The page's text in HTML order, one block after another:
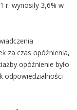
r. wynosiły 3,6% w
za czas opóźnienia,
opóźnienie było
odpowiedzialności